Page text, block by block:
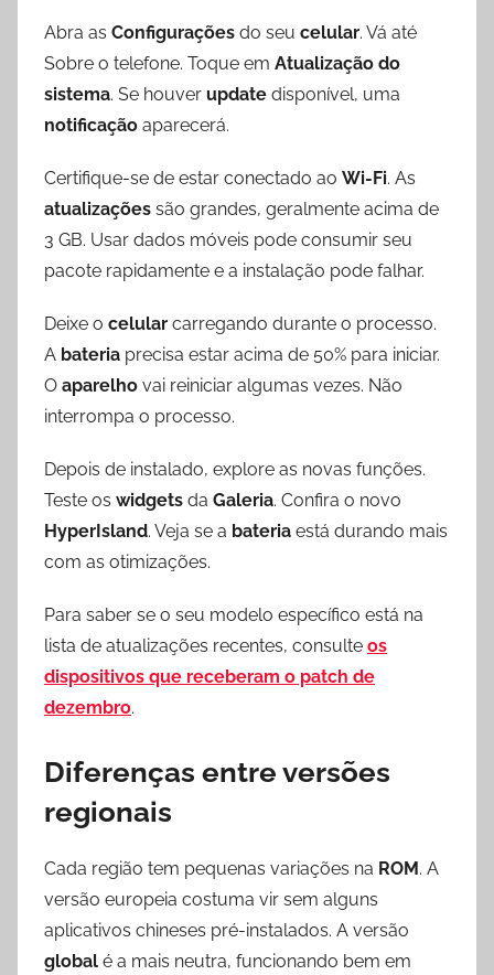
Abra as Configurações do seu celular. Vá até
Sobre o telefone. Toque em Atualização do
sistema. Se houver update disponível, uma
notificação aparecerá.
Certifique-se de estar conectado ao Wi-Fi. As
atualizações são grandes, geralmente acima de
3 GB. Usar dados móveis pode consumir seu
pacote rapidamente e a instalação pode falhar.
Deixe o celular carregando durante o processo.
A bateria precisa estar acima de 50% para iniciar.
O aparelho vai reiniciar algumas vezes. Não
interrompa o processo.
Depois de instalado, explore as novas funções.
Teste os widgets da Galeria. Confira o novo
HyperIsland. Veja se a bateria está durando mais
com as otimizações.
Para saber se o seu modelo específico está na
lista de atualizações recentes, consulte os
dispositivos que receberam o patch de
dezembro.
Diferenças entre versões
regionais
Cada região tem pequenas variações na ROM. A
versão europeia costuma vir sem alguns
aplicativos chineses pré-instalados. A versão
global é a mais neutra, funcionando bem em